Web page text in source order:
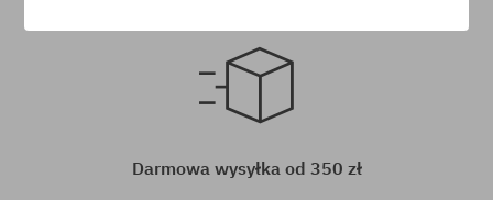
Dostępne rozmiary:
Darmowa wysyłka od 350 zł